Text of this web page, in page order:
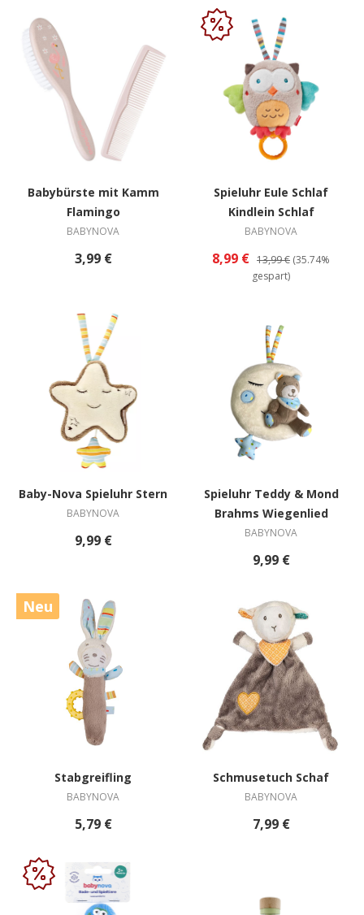
Babybürste mit Kamm
Flamingo
BABYNOVA
3,99 €
Spieluhr Eule Schlaf
Kindlein Schlaf
BABYNOVA
8,99 € 13,99 € (35.74%
gespart)
Baby-Nova Spieluhr Stern
BABYNOVA
9,99 €
Spieluhr Teddy & Mond
Brahms Wiegenlied
BABYNOVA
9,99 €
Neu
Stabgreifling
BABYNOVA
5,79 €
Schmusetuch Schaf
BABYNOVA
7,99 €